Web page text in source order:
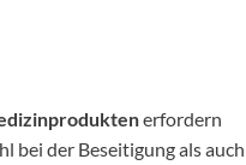
erfordern
bei der Beseitigung als auch